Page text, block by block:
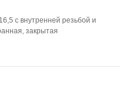
с внутренней резьбой и
закрытая